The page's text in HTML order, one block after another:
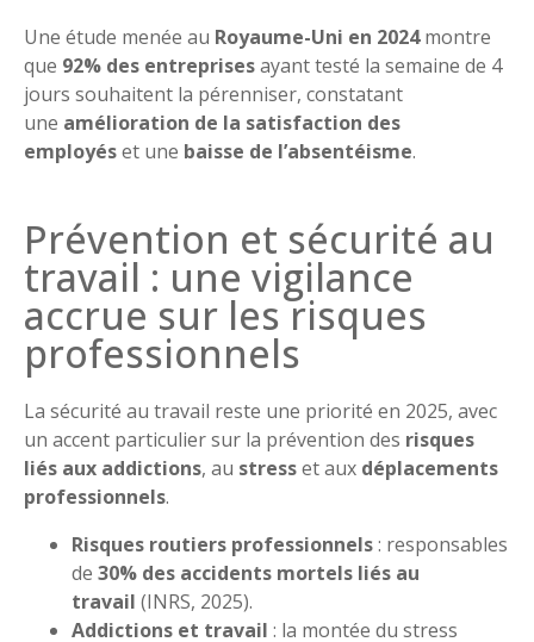
Une étude menée au Royaume-Uni en 2024montre
que 92% des entreprisesayant testé la semaine de 4
jours souhaitent la pérenniser, constatant
une amélioration de la satisfaction des
employéset une baisse de l’absentéisme.
Prévention et sécurité au
travail : une vigilance
accrue sur les risques
professionnels
La sécurité au travail reste une priorité en 2025, avec
un accent particulier sur la prévention des risques
liés aux addictions, au stresset aux déplacements
professionnels.
Risques routiers professionnels: responsables
de 30% des accidents mortels liés au
travail (INRS, 2025).
Addictions et travail : la montée du stress